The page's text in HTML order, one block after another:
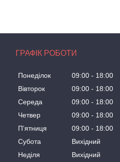
ГРАФІК РОБОТИ
Понеділок 09:00
18:00
Вівторок
09:00
18:00
Середа
09:00
18:00
Четвер
09:00
18:00
Пʼятниця
09:00
18:00
Субота
Вихідний
Неділя
Вихідний